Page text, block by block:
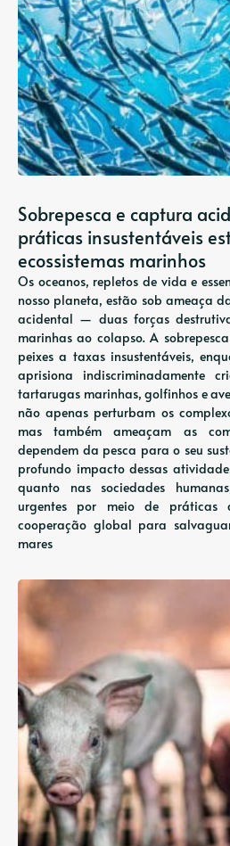
Sobrepesca e captura
práticas insustentáveis
ecossistemas marinhos
Os oceanos, repletos de vida e
nosso planeta, estão sob ameaça
acidental — duas forças
marinhas ao colapso. A
peixes a taxas insustentáveis,
aprisiona indiscriminadamente
tartarugas marinhas, golfinhos e
não apenas perturbam os
mas também ameaçam as
dependem da pesca para o seu
profundo impacto dessas
quanto nas sociedades
urgentes por meio de práticas
cooperação global para
mares